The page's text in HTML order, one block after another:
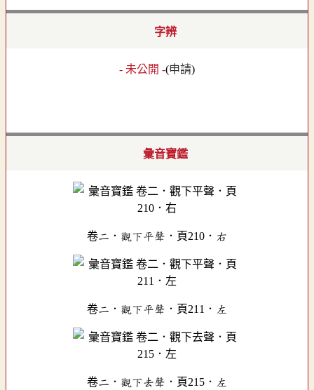
字辨
- 未公開 -(申請)
彙音寶鑑
卷二．觀下平聲．頁210．右
卷二．觀下平聲．頁211．左
卷二．觀下去聲．頁215．左